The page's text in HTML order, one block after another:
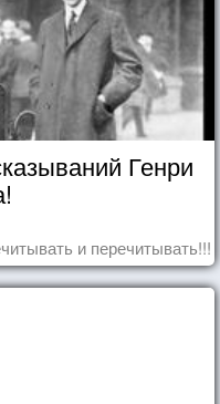
Генри
и перечитывать!!!